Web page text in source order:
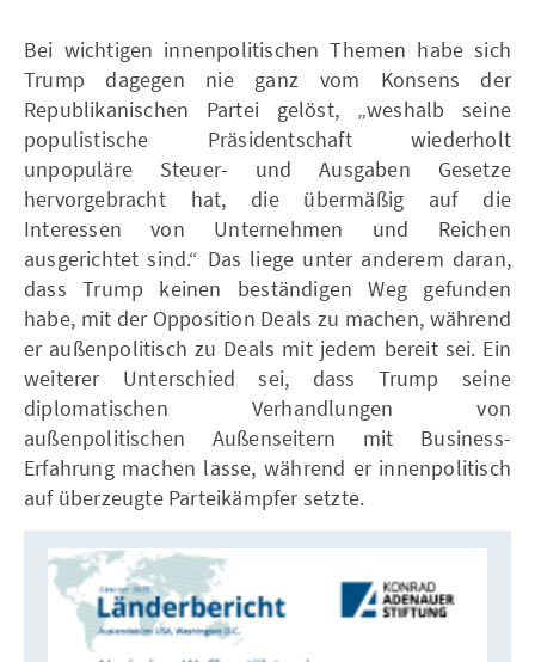
Bei wichtigen innenpolitischen Themen habe sich
Trump dagegen nie ganz vom Konsens der
Republikanischen Partei gelöst, „weshalb seine
populistische Präsidentschaft wiederholt
unpopuläre Steuer- und Ausgaben Gesetze
hervorgebracht hat, die übermäßig auf die
Interessen von Unternehmen und Reichen
ausgerichtet sind.“ Das liege unter anderem daran,
dass Trump keinen beständigen Weg gefunden
habe, mit der Opposition Deals zu machen, während
er außenpolitisch zu Deals mit jedem bereit sei. Ein
weiterer Unterschied sei, dass Trump seine
diplomatischen Verhandlungen von
außenpolitischen Außenseitern mit Business-
Erfahrung machen lasse, während er innenpolitisch
auf überzeugte Parteikämpfer setzte.